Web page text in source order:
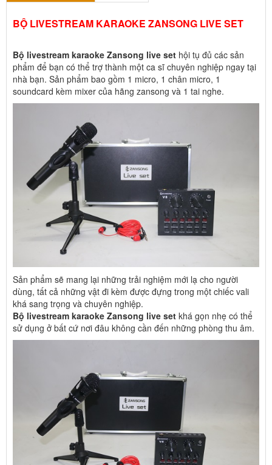
BỘ LIVESTREAM KARAOKE ZANSONG LIVE SET
Bộ livestream karaoke Zansong live set hội tụ đủ các sản
phẩm để bạn có thể trợ thành một ca sĩ chuyên nghiệp ngay tại
nhà bạn. Sản phẩm bao gồm 1 micro, 1 chân micro, 1
soundcard kèm mixer của hãng zansong và 1 tai nghe.
Sản phẩm sẽ mang lại những trải nghiệm mới lạ cho người
dùng, tất cả những vật đi kèm được đựng trong một chiếc vali
khá sang trọng và chuyên nghiệp.
Bộ livestream karaoke Zansong live set khá gọn nhẹ có thể
sử dụng ở bất cứ nơi đâu không cần đến những phòng thu âm.